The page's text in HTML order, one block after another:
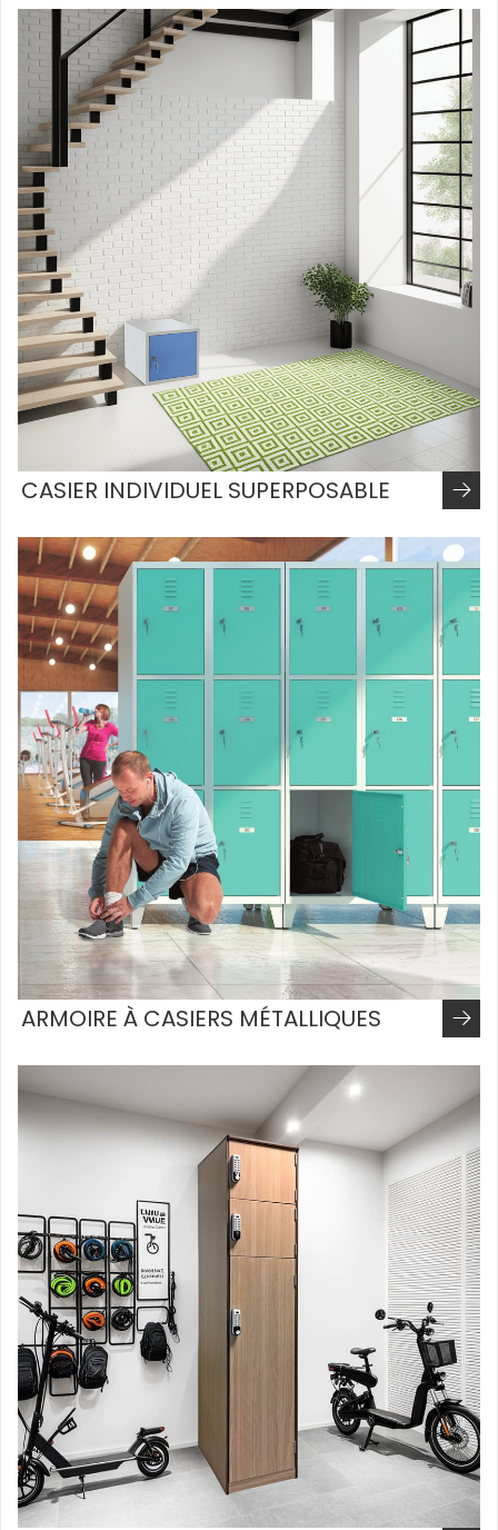
CASIER INDIVIDUEL SUPERPOSABLE
ARMOIRE À CASIERS MÉTALLIQUES